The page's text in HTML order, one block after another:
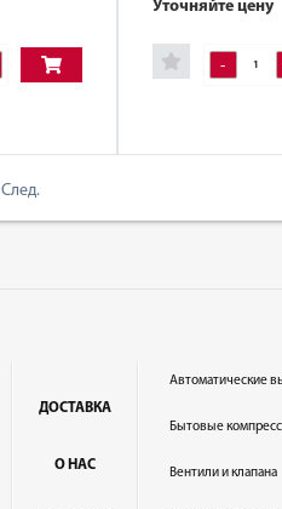
Уточняйте цену
-
След.
ДОСТАВКА
О НАС
Автоматические
Бытовые
Вентили и клапана